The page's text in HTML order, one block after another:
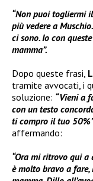
“Non puoi togliermi
più vedere a
ci sono. Io con
mamma”.
Dopo queste frasi,
tramite avvocati, i
soluzione: “Vieni a
con un testo
ti compro il tuo
affermando:
“Ora mi ritrovo qui a
è molto bravo a